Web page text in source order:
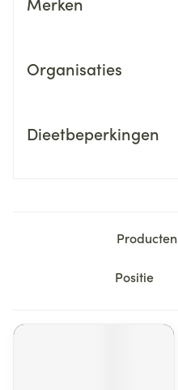
Organisaties
Dieetbeperkingen
Producten
Sorteer op: